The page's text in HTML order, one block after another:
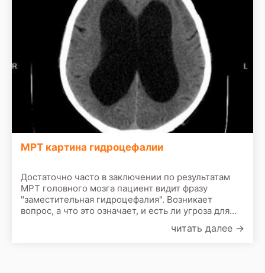
МРТ картина гидроцефалии
Достаточно часто в заключении по результатам
МРТ головного мозга пациент видит фразу
"заместительная гидроцефалия". Возникает
вопрос, а что это означает, и есть ли угроза для
пациентам кажется, что у них водянка головного
читать далее →